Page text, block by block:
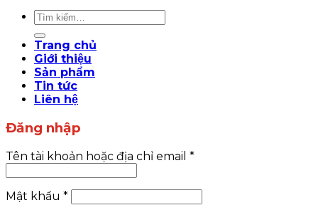
Tìm
Trang chủ
Giới thiệu
Sản phẩm
Tin tức
Liên hệ
Đăng nhập
Tên tài khoản hoặc địa chỉ email *
Mật khẩu *